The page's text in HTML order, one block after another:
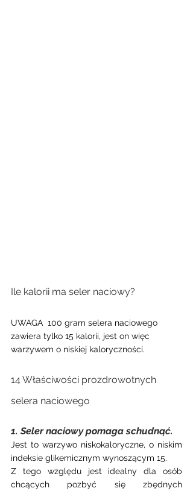
Ile kalorii ma seler naciowy?
UWAGA  100 gram selera naciowego
zawiera tylko 15 kalorii, jest on więc
warzywem o niskiej kaloryczności.
14 Właściwości prozdrowotnych
selera naciowego
1. Seler naciowy pomaga schudnąć.
Jest to warzywo niskokaloryczne, o niskim
indeksie glikemicznym wynoszącym 15.
Z tego względu jest idealny dla osób
chcących pozbyć się zbędnych